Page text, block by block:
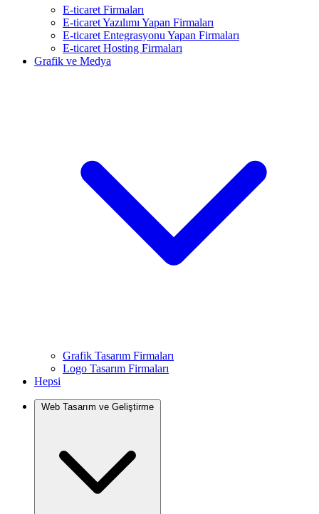
E-ticaret Firmaları
E-ticaret Yazılımı Yapan Firmaları
E-ticaret Entegrasyonu Yapan Firmaları
E-ticaret Hosting Firmaları
Grafik ve Medya
Grafik Tasarım Firmaları
Logo Tasarım Firmaları
Hepsi
Web Tasarım ve Geliştirme